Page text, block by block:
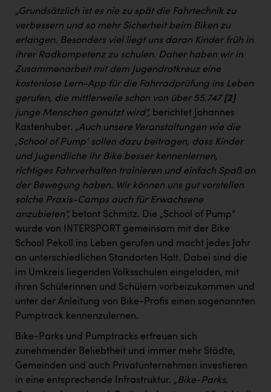
„Grundsätzlich ist es nie zu spät die Fahrtechnik zu
verbessern und so mehr Sicherheit beim Biken zu
erlangen. Besonders viel liegt uns daran Kinder früh in
ihrer Radkompetenz zu schulen. Daher haben wir in
Zusammenarbeit mit dem Jugendrotkreuz eine
kostenlose Lern-App für die Fahrradprüfung ins Leben
gerufen, die mittlerweile schon von über 55.747[2]
junge Menschen genutzt wird“, berichtet Johannes
Kastenhuber. „Auch unsere Veranstaltungen wie die
‚School of Pump‘ sollen dazu beitragen, dass Kinder
und Jugendliche ihr Bike besser kennenlernen,
richtiges Fahrverhalten trainieren und einfach Spaß an
der Bewegung haben. Wir können uns gut vorstellen
solche Praxis-Camps auch für Erwachsene
anzubieten“, betont Schmitz. Die „School of Pump“
wurde von INTERSPORT gemeinsam mit der Bike
School Pekoll ins Leben gerufen und macht jedes Jahr
an unterschiedlichen Standorten Halt. Dabei sind die
im Umkreis liegenden Volksschulen eingeladen, mit
ihren Schülerinnen und Schülern vorbeizukommen und
unter der Anleitung von Bike-Profis einen sogenannten
Pumptrack kennenzulernen.
Bike-Parks und Pumptracks erfreuen sich
zunehmender Beliebtheit und immer mehr Städte,
Gemeinden und auch Privatunternehmen investieren
in eine entsprechende Infrastruktur. „Bike-Parks,